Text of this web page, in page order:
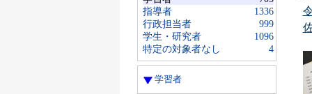
指導者
1336
行政担当者
999
学生・研究者
1096
特定の対象者なし
4
学習者